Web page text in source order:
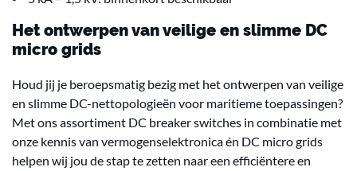
Het ontwerpen van veilige en slimme DC
micro grids
Houd jij je beroepsmatig bezig met het ontwerpen van veilige
en slimme DC-nettopologieën voor maritieme toepassingen?
Met ons assortiment DC breaker switches in combinatie met
onze kennis van vermogenselektronica én DC micro grids
helpen wij jou de stap te zetten naar een efficiëntere en